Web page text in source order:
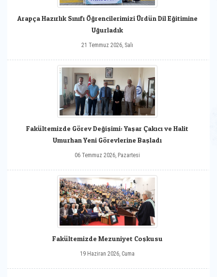
Arapça Hazırlık Sınıfı Öğrencilerimizi Ürdün Dil Eğitimine
Uğurladık
21 Temmuz 2026, Salı
Fakültemizde Görev Değişimi: Yaşar Çakıcı ve Halit
Umurhan Yeni Görevlerine Başladı
06 Temmuz 2026, Pazartesi
Fakültemizde Mezuniyet Coşkusu
19 Haziran 2026, Cuma